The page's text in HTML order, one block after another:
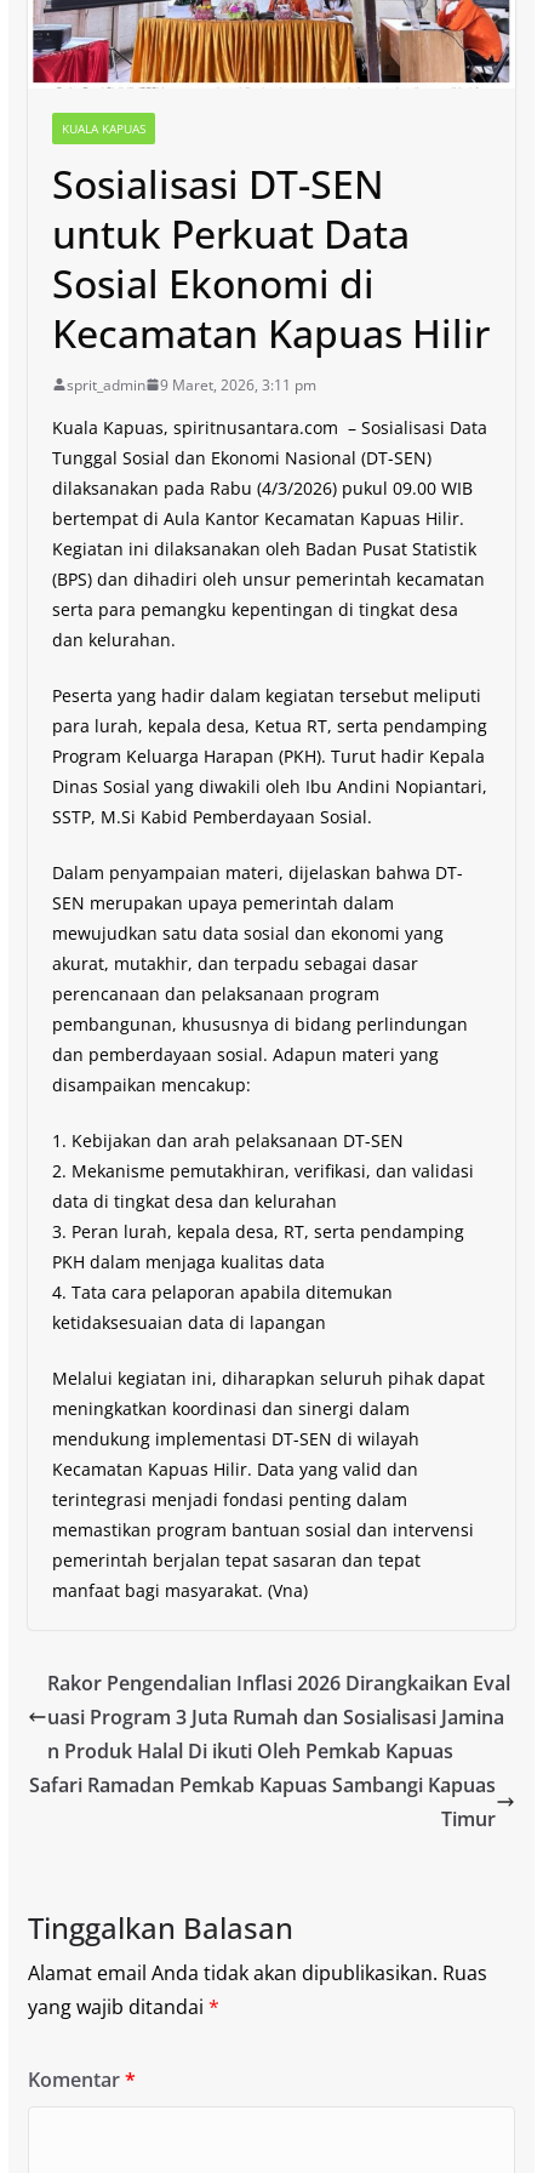
KUALA KAPUAS
Sosialisasi DT-SEN
untuk Perkuat Data
Sosial Ekonomi di
Kecamatan Kapuas Hilir
sprit_admin 9 Maret, 2026, 3:11 pm
Kuala Kapuas, spiritnusantara.com – Sosialisasi Data
Tunggal Sosial dan Ekonomi Nasional (DT-SEN)
dilaksanakan pada Rabu (4/3/2026) pukul 09.00 WIB
bertempat di Aula Kantor Kecamatan Kapuas Hilir.
Kegiatan ini dilaksanakan oleh Badan Pusat Statistik
(BPS) dan dihadiri oleh unsur pemerintah kecamatan
serta para pemangku kepentingan di tingkat desa
dan kelurahan.
Peserta yang hadir dalam kegiatan tersebut meliputi
para lurah, kepala desa, Ketua RT, serta pendamping
Program Keluarga Harapan (PKH). Turut hadir Kepala
Dinas Sosial yang diwakili oleh Ibu Andini Nopiantari,
SSTP, M.Si Kabid Pemberdayaan Sosial.
Dalam penyampaian materi, dijelaskan bahwa DT-
SEN merupakan upaya pemerintah dalam
mewujudkan satu data sosial dan ekonomi yang
akurat, mutakhir, dan terpadu sebagai dasar
perencanaan dan pelaksanaan program
pembangunan, khususnya di bidang perlindungan
dan pemberdayaan sosial. Adapun materi yang
disampaikan mencakup:
1. Kebijakan dan arah pelaksanaan DT-SEN
2. Mekanisme pemutakhiran, verifikasi, dan validasi
data di tingkat desa dan kelurahan
3. Peran lurah, kepala desa, RT, serta pendamping
PKH dalam menjaga kualitas data
4. Tata cara pelaporan apabila ditemukan
ketidaksesuaian data di lapangan
Melalui kegiatan ini, diharapkan seluruh pihak dapat
meningkatkan koordinasi dan sinergi dalam
mendukung implementasi DT-SEN di wilayah
Kecamatan Kapuas Hilir. Data yang valid dan
terintegrasi menjadi fondasi penting dalam
memastikan program bantuan sosial dan intervensi
pemerintah berjalan tepat sasaran dan tepat
manfaat bagi masyarakat. (Vna)
Rakor Pengendalian Inflasi 2026 Dirangkaikan Eval
uasi Program 3 Juta Rumah dan Sosialisasi Jamina
n Produk Halal Di ikuti Oleh Pemkab Kapuas
Safari Ramadan Pemkab Kapuas Sambangi Kapuas
Timur
Tinggalkan Balasan
Alamat email Anda tidak akan dipublikasikan. Ruas
yang wajib ditandai *
Komentar*